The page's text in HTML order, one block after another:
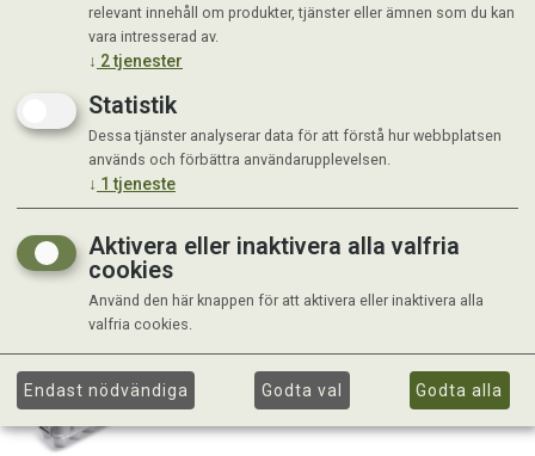
relevant innehåll om produkter, tjänster eller ämnen som du kan
vara intresserad av.
↓ 2tjenester
Statistik
Dessa tjänster analyserar data för att förstå hur webbplatsen
används och förbättra användarupplevelsen.
↓ 1 tjeneste
Aktivera eller inaktivera alla valfria
cookies
Använd den här knappen för att aktivera eller inaktivera alla
valfria cookies.
Endast nödvändiga Godta val Godta alla